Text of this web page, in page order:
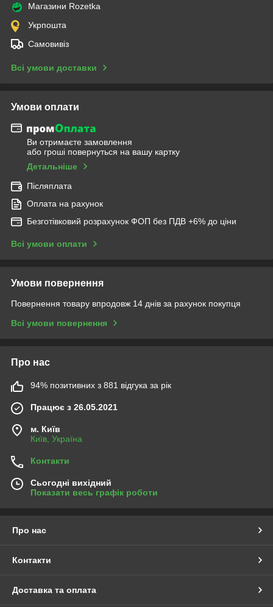
Магазини Rozetka
Укрпошта
Самовивіз
Всі умови доставки
Умови оплати
Ви отримаєте замовлення
або гроші повернуться на вашу картку
Детальніше
Післяплата
Оплата на рахунок
Безготівковий розрахунок ФОП без ПДВ +6% до ціни
Всі умови оплати
Умови повернення
Повернення товару впродовж 14 днів за рахунок покупця
Всі умови повернення
Про нас
94% позитивних з 881 відгука за рік
Працює з 26.05.2021
м. Київ
Київ, Україна
Контакти
Сьогодні вихідний
Показати весь графік роботи
Про нас
Контакти
Доставка та оплата